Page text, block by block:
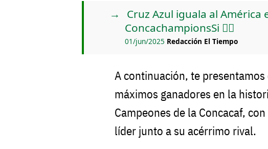
Cruz Azul iguala al América
ConcachampionsSi 👍🏻
01/jun/2025 Redacción El Tiempo
A continuación, te
máximos ganadores en la
Campeones de la Concacaf,
líder junto a su acérrimo rival.